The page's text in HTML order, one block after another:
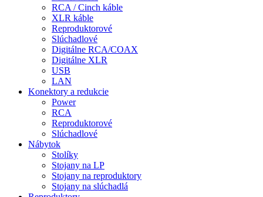
RCA / Cinch káble
XLR káble
Reproduktorové
Slúchadlové
Digitálne RCA/COAX
Digitálne XLR
USB
LAN
Konektory a redukcie
Power
RCA
Reproduktorové
Slúchadlové
Nábytok
Stolíky
Stojany na LP
Stojany na reproduktory
Stojany na slúchadlá